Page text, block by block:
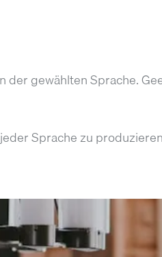
gewählten Sprache.
Sprache zu